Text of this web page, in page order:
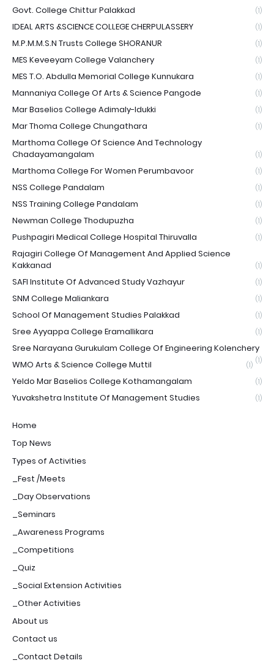
Govt. College Chittur Palakkad (1)
IDEAL ARTS &SCIENCE COLLEGE CHERPULASSERY (1)
M.P.M.M.S.N Trusts College SHORANUR (1)
MES Keveeyam College Valanchery (1)
MES T.O. Abdulla Memorial College Kunnukara (1)
Mannaniya College Of Arts & Science Pangode (1)
Mar Baselios College Adimaly-Idukki (1)
Mar Thoma College Chungathara (1)
Marthoma College Of Science And Technology
Chadayamangalam
(1)
Marthoma College For Women Perumbavoor (1)
NSS College Pandalam (1)
NSS Training College Pandalam (1)
Newman College Thodupuzha (1)
Pushpagiri Medical College Hospital Thiruvalla (1)
Rajagiri College Of Management And Applied Science
Kakkanad
(1)
SAFI Institute Of Advanced Study Vazhayur (1)
SNM College Maliankara (1)
School Of Management Studies Palakkad (1)
Sree Ayyappa College Eramallikara (1)
Sree Narayana Gurukulam College Of Engineering Kolenchery
(1)
WMO Arts & Science College Muttil (1)
Yeldo Mar Baselios College Kothamangalam (1)
Yuvakshetra Institute Of Management Studies (1)
Home
Top News
Types of Activities
_Fest /Meets
_Day Observations
_Seminars
_Awareness Programs
_Competitions
_Quiz
_Social Extension Activities
_Other Activities
About us
Contact us
_Contact Details